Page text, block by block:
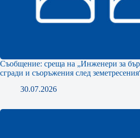
Съобщение: среща на „Инженери за
сгради и съоръжения след
30.07.2026